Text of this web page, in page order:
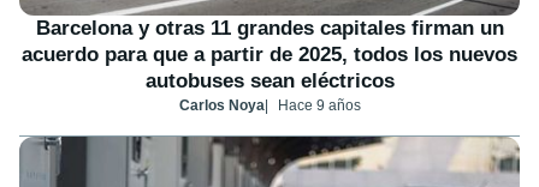
Barcelona y otras 11 grandes capitales firman un
acuerdo para que a partir de 2025, todos los nuevos
autobuses sean eléctricos
Carlos Noya Hace 9 años